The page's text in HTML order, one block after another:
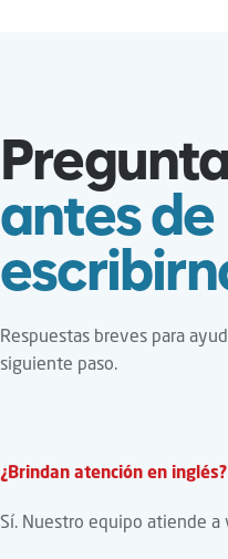
antes de
Respuestas breves para
siguiente paso.
¿Brindan atención en inglés?
Sí. Nuestro equipo atiende a